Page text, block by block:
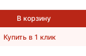
В корзину
Купить в 1 клик